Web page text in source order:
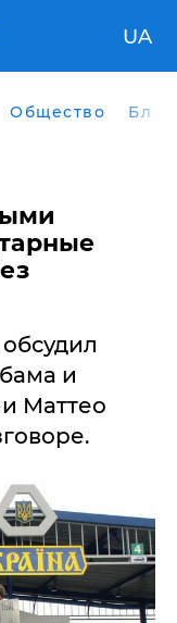
UA
Общество
и
Маттео